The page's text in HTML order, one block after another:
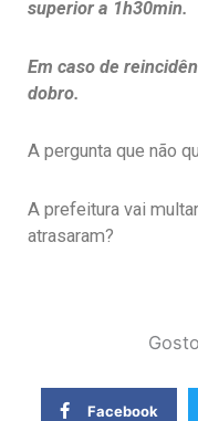
superior a 1h30min.
Em caso de
dobro.
A pergunta que não
A prefeitura vai
atrasaram?
Facebook